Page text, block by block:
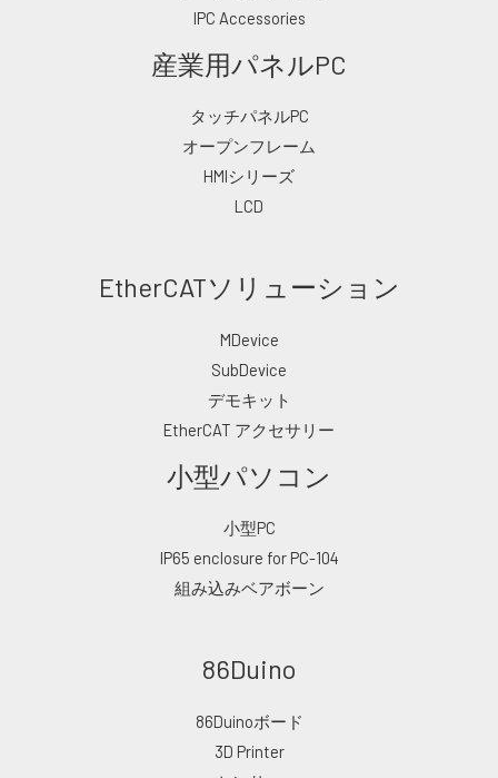
IPC Accessories
産業用パネルPC
タッチパネルPC
オープンフレーム
HMIシリーズ
LCD
EtherCATソリューション
MDevice
SubDevice
デモキット
EtherCAT アクセサリー
小型パソコン
小型PC
IP65 enclosure for PC-104
組み込みベアボーン
86Duino
86Duinoボード
3D Printer